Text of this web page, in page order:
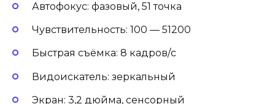
Автофокус: фазовый, 51 точка
Чувствительность: 100 — 51200
Быстрая съёмка: 8 кадров/с
Видоискатель: зеркальный
Экран: 3,2 дюйма, сенсорный